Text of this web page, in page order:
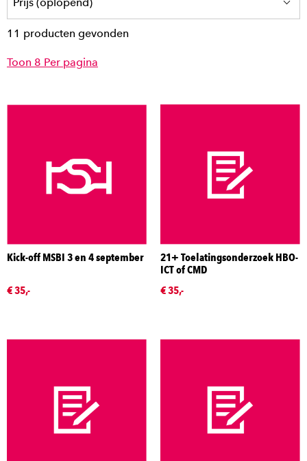
11 producten gevonden
Toon 8 Per pagina
Kick-off MSBI 3 en 4 september
€ 35,-
21+ Toelatingsonderzoek HBO-
ICT of CMD
€ 35,-